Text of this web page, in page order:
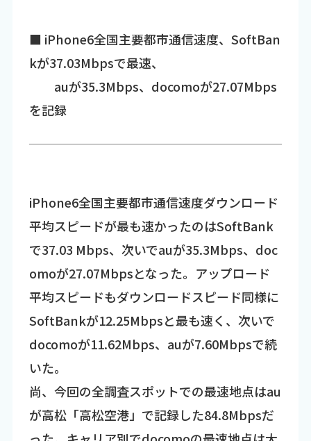
■ iPhone6全国主要都市通信速度、SoftBan
kが37.03Mbpsで最速、
auが35.3Mbps、docomoが27.07Mbps
を記録
iPhone6全国主要都市通信速度ダウンロード
平均スピードが最も速かったのはSoftBank
で37.03 Mbps、次いでauが35.3Mbps、doc
omoが27.07Mbpsとなった。アップロード
平均スピードもダウンロードスピード同様に
SoftBankが12.25Mbpsと最も速く、次いで
docomoが11.62Mbps、auが7.60Mbpsで続
いた。
尚、今回の全調査スポットでの最速地点はau
が高松「高松空港」で記録した84.8Mbpsだ